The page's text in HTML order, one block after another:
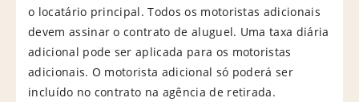
o locatário principal. Todos os motoristas adicionais
devem assinar o contrato de aluguel. Uma taxa diária
adicional pode ser aplicada para os motoristas
adicionais. O motorista adicional só poderá ser
incluído no contrato na agência de retirada.